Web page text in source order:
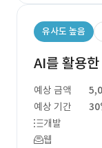
유사도 높음
AI를 활용
예상 금액
예상 기간
30
개발
웹